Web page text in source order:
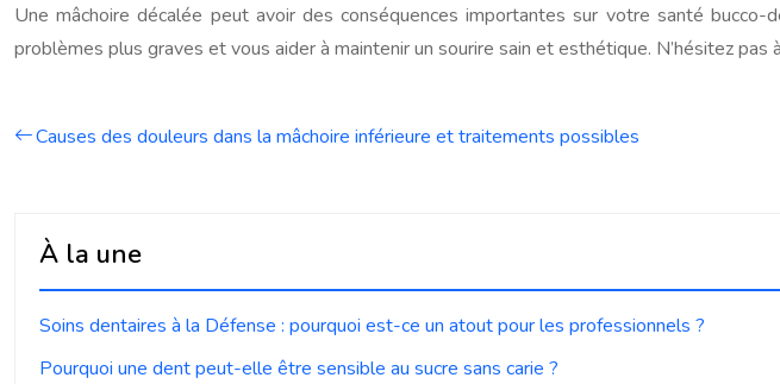
Une mâchoire décalée peut avoir des conséquences importantes sur votre santé
problèmes plus graves et vous aider à maintenir un sourire sain et esthétique. N’hésitez
Causes des douleurs dans la mâchoire inférieure et traitements possibles
À la une
Soins dentaires à la Défense : pourquoi est-ce un atout pour les professionnels ?
Pourquoi une dent peut-elle être sensible au sucre sans carie ?